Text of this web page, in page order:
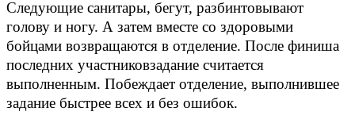
Следующие санитары, бегут, разбинтовывают
голову и ногу. А затем вместе со здоровыми
бойцами возвращаются в отделение. После финиша
последних участниковзадание считается
выполненным. Побеждает отделение, выполнившее
задание быстрее всех и без ошибок.